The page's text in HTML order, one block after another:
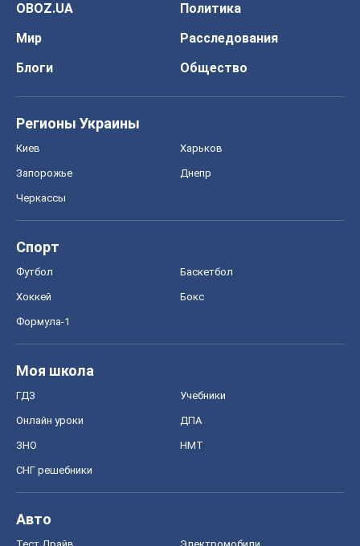
OBOZ.UA
Политика
Мир
Расследования
Блоги
Общество
Регионы Украины
Киев Харьков
Запорожье Днепр
Черкассы
Спорт
Футбол Баскетбол
Хоккей Бокс
Формула-1
Моя школа
ГДЗ Учебники
Онлайн уроки ДПА
ЗНО НМТ
СНГ решебники
Авто